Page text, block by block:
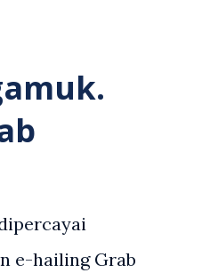
e-hailing Grab